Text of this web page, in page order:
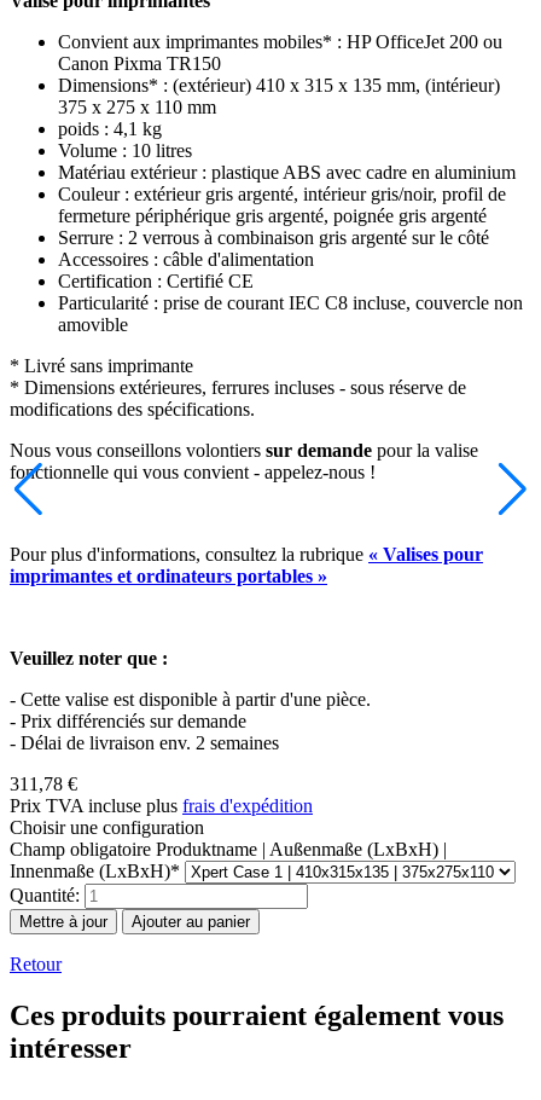
Convient aux imprimantes mobiles* : HP OfficeJet 200 ou
Canon Pixma TR150
Dimensions* : (extérieur) 410 x 315 x 135 mm, (intérieur)
375 x 275 x 110 mm
poids : 4,1 kg
Volume : 10 litres
Matériau extérieur : plastique ABS avec cadre en aluminium
Couleur : extérieur gris argenté, intérieur gris/noir, profil de
fermeture périphérique gris argenté, poignée gris argenté
Serrure : 2 verrous à combinaison gris argenté sur le côté
Accessoires : câble d'alimentation
Certification : Certifié CE
Particularité : prise de courant IEC C8 incluse, couvercle non
amovible
* Livré sans imprimante
* Dimensions extérieures, ferrures incluses - sous réserve de
modifications des spécifications.
Nous vous conseillons volontiers sur demande pour la valise
fonctionnelle qui vous convient - appelez-nous !
Pour plus d'informations, consultez la rubrique « Valises pour
imprimantes et ordinateurs portables »
Veuillez noter que :
- Cette valise est disponible à partir d'une pièce.
- Prix différenciés sur demande
- Délai de livraison env. 2 semaines
311,78 €
Prix TVA incluse plus frais d'expédition
Choisir une configuration
Champ obligatoire Produktname | Außenmaße (LxBxH) |
Innenmaße (LxBxH)*
Quantité:
Retour
Ces produits pourraient également vous
intéresser